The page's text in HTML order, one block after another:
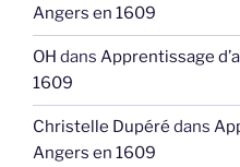
Angers en 1609
OH dans Apprentissage
1609
Christelle Dupéré dans
Angers en 1609